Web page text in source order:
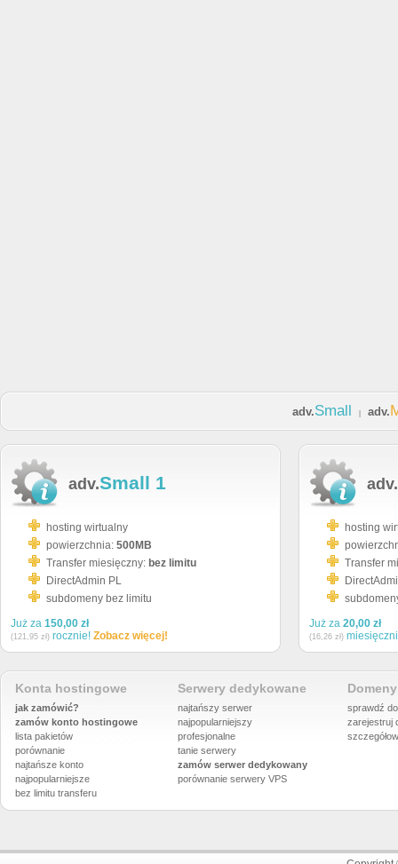
adv.Small adv.
adv.Small 1
hosting wirtualny
powierzchnia: 500MB
Transfer miesięczny: bez limitu
DirectAdmin PL
subdomeny bez limitu
Już za 150,00 zł
(121,95 zł) rocznie! Zobacz więcej!
adv.
hosting
Transfer
Już za 20,00 zł
(16,26 zł)
Konta hostingowe
jak zamówić?
zamów konto hostingowe
lista pakietów
porównanie
najtańsze konto
najpopularniejsze
bez limitu transferu
Serwery dedykowane
najtańszy serwer
najpopularniejszy
profesjonalne
tanie serwery
zamów serwer dedykowany
porównanie serwery VPS
sprawdź
zarejestruj